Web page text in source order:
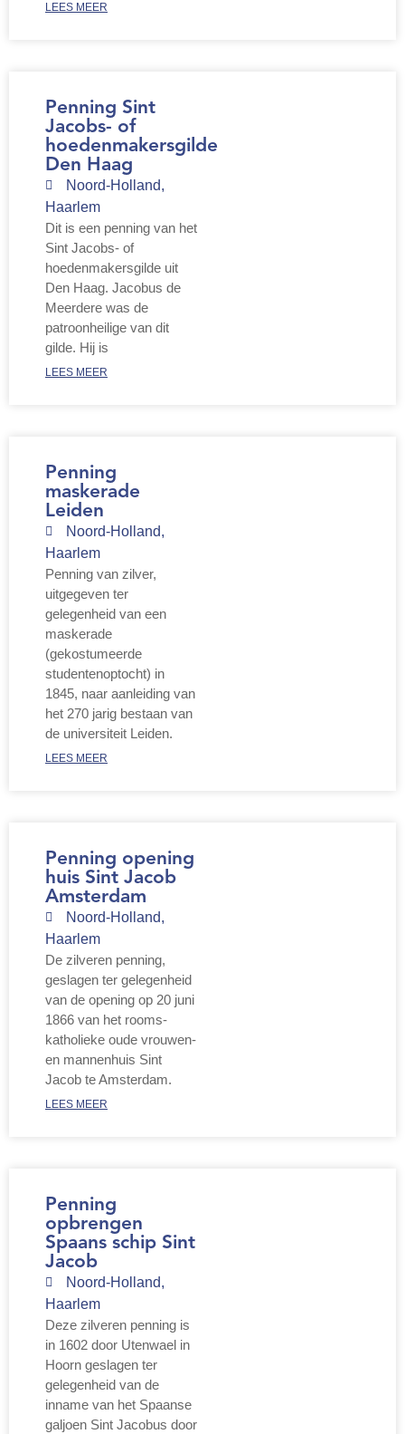
LEES MEER
Penning Sint
Jacobs- of
hoedenmakersgilde
Den Haag
Noord-Holland,
Haarlem
Dit is een penning van het
Sint Jacobs- of
hoedenmakersgilde uit
Den Haag. Jacobus de
Meerdere was de
patroonheilige van dit
gilde. Hij is
LEES MEER
Penning
maskerade
Leiden
Noord-Holland,
Haarlem
Penning van zilver,
uitgegeven ter
gelegenheid van een
maskerade
(gekostumeerde
studentenoptocht) in
1845, naar aanleiding van
het 270 jarig bestaan van
de universiteit Leiden.
LEES MEER
Penning opening
huis Sint Jacob
Amsterdam
Noord-Holland,
Haarlem
De zilveren penning,
geslagen ter gelegenheid
van de opening op 20 juni
1866 van het rooms-
katholieke oude vrouwen-
en mannenhuis Sint
Jacob te Amsterdam.
LEES MEER
Penning
opbrengen
Spaans schip Sint
Jacob
Noord-Holland,
Haarlem
Deze zilveren penning is
in 1602 door Utenwael in
Hoorn geslagen ter
gelegenheid van de
inname van het Spaanse
galjoen Sint Jacobus door